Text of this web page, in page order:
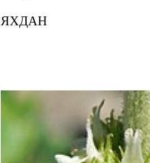
ЯХДАН